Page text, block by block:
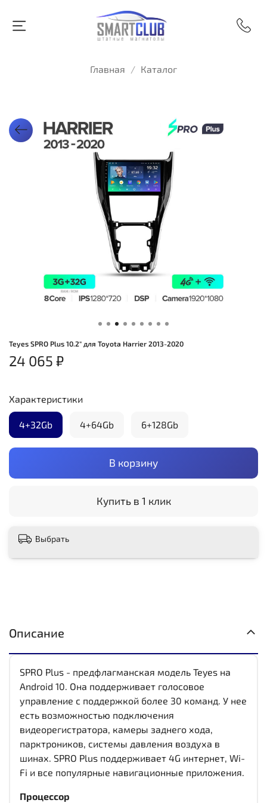
Главная Каталог
Teyes SPRO Plus 10.2" для Toyota Harrier 2013-2020
24 065 ₽
В корзину
Купить в 1 клик
Характеристики
4+32Gb 4+64Gb 6+128Gb
Выбрать
Описание
SPRO Plus - предфлагманская модель Teyes на
Android 10. Она поддерживает голосовое
управление с поддержкой более 30 команд. У нее
есть возможностью подключения
видеорегистратора, камеры заднего хода,
парктроников, системы давления воздуха в
шинах. SPRO Plus поддерживает 4G интернет, Wi-
Fi и все популярные навигационные приложения.
Процессор